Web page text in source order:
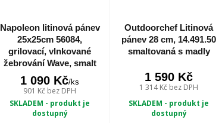
Napoleon litinová pánev
25x25cm 56084,
grilovací, vlnkované
žebrování Wave, smalt
1 090 Kč/ks
901 Kč bez DPH
SKLADEM - produkt je
dostupný
Outdoorchef Litinová
pánev 28 cm, 14.491.50
smaltovaná s madly
1 590 Kč
1 314 Kč bez DPH
SKLADEM - produkt je
dostupný